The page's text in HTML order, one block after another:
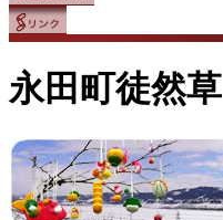
永田町徒然草